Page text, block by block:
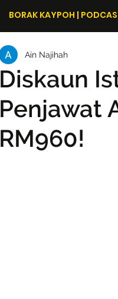
BORAK KAYPOH |
Diskaun
Penjawat
RM960!
Ain Najihah